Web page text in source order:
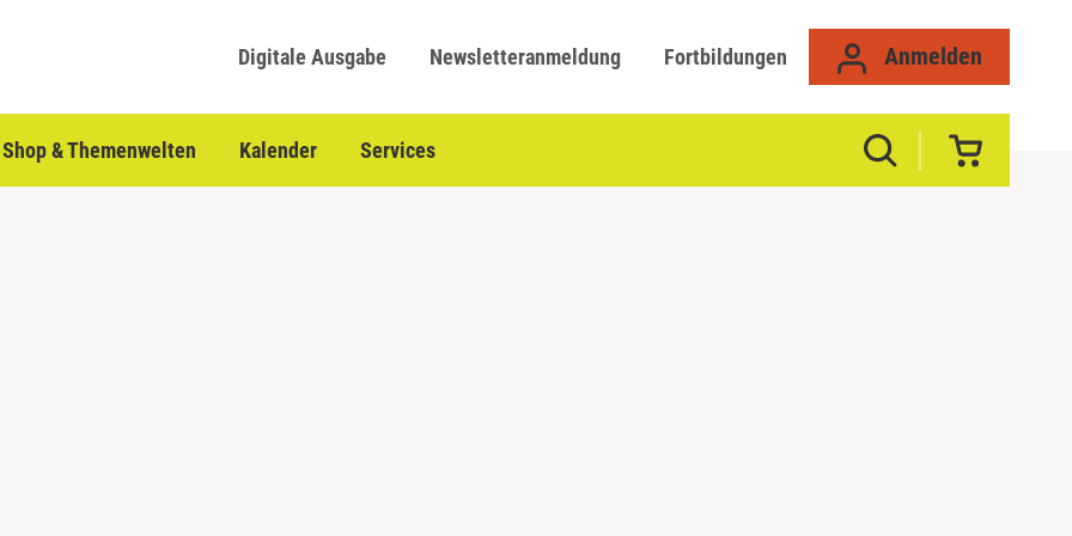
Digitale Ausgabe Newsletteranmeldung Fortbildungen Anmelden
Shop & Themenwelten Kalender Services